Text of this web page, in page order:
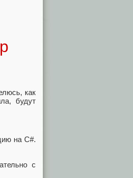
как
будут
на C#.
с